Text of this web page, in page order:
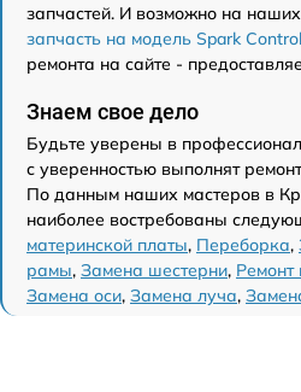
запчастей. И возможно на
запчасть на модель Spark
ремонта на сайте -
Знаем свое дело
Будьте уверены в
с уверенностью выполнят
По данным наших мастеров в
наиболее востребованы
материнской платы, Переборка,
рамы, Замена шестерни,
Замена оси, Замена луча,